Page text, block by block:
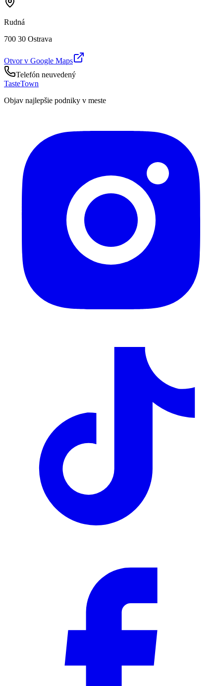
Rudná
700 30 Ostrava
Otvor v Google Maps
Telefón neuvedený
TasteTown
Objav najlepšie podniky v meste